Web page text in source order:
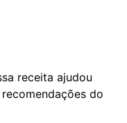
receita ajudou
do